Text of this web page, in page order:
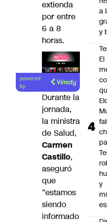
extienda
por entre
6 a 8
horas.
Lea el
artículo
powered
by
Durante la
jornada,
la ministra
de Salud,
Carmen
Castillo,
aseguró
que
“estamos
siendo
informado
a
y
El
y